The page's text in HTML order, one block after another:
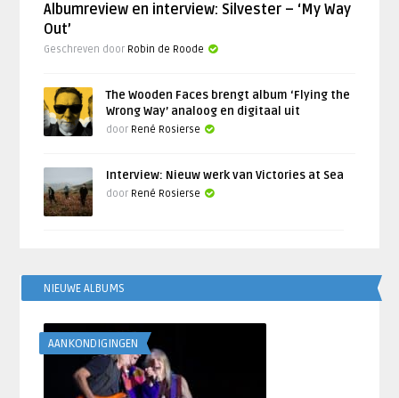
Albumreview en interview: Silvester – ‘My Way
Out’
Geschreven door Robin de Roode
The Wooden Faces brengt album ‘Flying the
Wrong Way’ analoog en digitaal uit
door René Rosierse
Interview: Nieuw werk van Victories at Sea
door René Rosierse
NIEUWE ALBUMS
AANKONDIGINGEN